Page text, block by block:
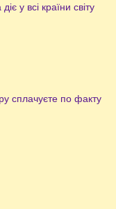
у всі країни світу
сплачуєте по факту